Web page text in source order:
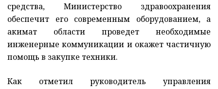
средства, Министерство здравоохранения
обеспечит его современным оборудованием, а
акимат области проведет необходимые
инженерные коммуникации и окажет частичную
помощь в закупке техники.
Как отметил руководитель управления